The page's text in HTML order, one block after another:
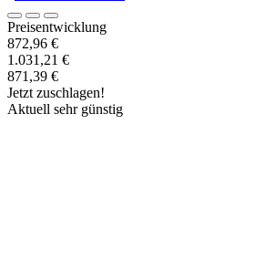
Preisentwicklung
872,96 €
1.031,21 €
871,39 €
Jetzt zuschlagen!
Aktuell sehr günstig